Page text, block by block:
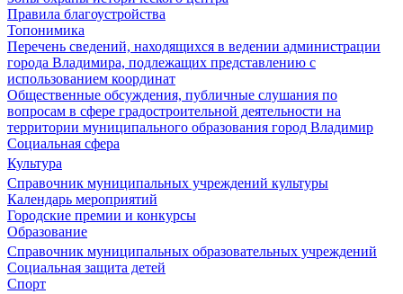
Правила благоустройства
Топонимика
Перечень сведений, находящихся в ведении администрации
города Владимира, подлежащих представлению с
использованием координат
Общественные обсуждения, публичные слушания по
вопросам в сфере градостроительной деятельности на
территории муниципального образования город Владимир
Социальная сфера
Культура
Справочник муниципальных учреждений культуры
Календарь мероприятий
Городские премии и конкурсы
Образование
Справочник муниципальных образовательных учреждений
Социальная защита детей
Спорт